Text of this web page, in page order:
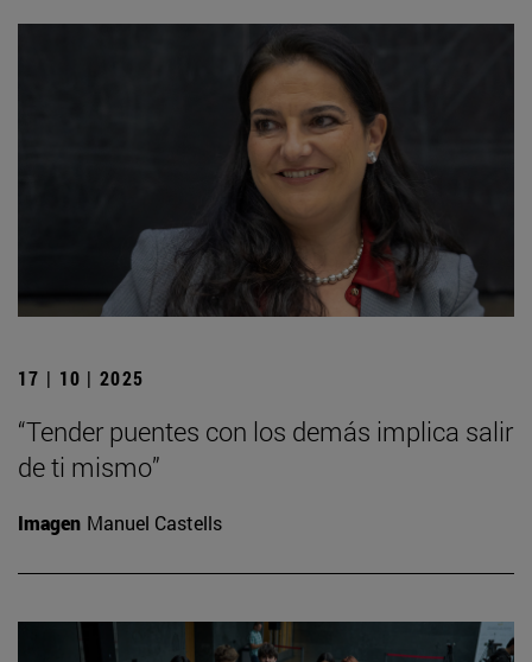
17 | 10 | 2025
“Tender puentes con los demás implica salir
de ti mismo”
Imagen Manuel Castells